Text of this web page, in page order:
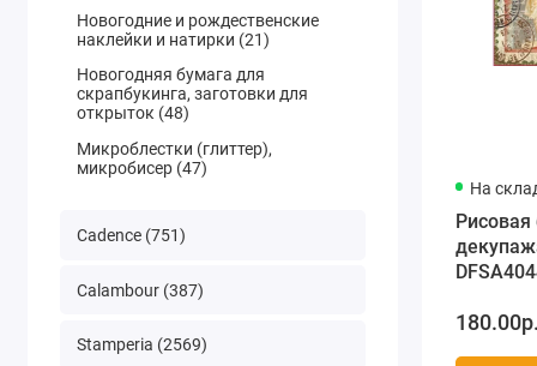
Новогодние и рождественские
наклейки и натирки (21)
Новогодняя бумага для
скрапбукинга, заготовки для
открыток (48)
Микроблестки (глиттер),
микробисер (47)
Cadence (751)
Calambour (387)
Stamperia (2569)
На
Рисовая
180.00р.